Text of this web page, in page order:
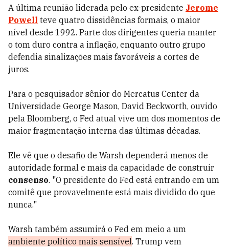
A última reunião liderada pelo ex-presidente Jerome
Powell teve quatro dissidências formais, o maior
nível desde 1992. Parte dos dirigentes queria manter
o tom duro contra a inflação, enquanto outro grupo
defendia sinalizações mais favoráveis a cortes de
juros.
Para o pesquisador sênior do Mercatus Center da
Universidade George Mason, David Beckworth, ouvido
pela Bloomberg, o Fed atual vive um dos momentos de
maior fragmentação interna das últimas décadas.
Ele vê que o desafio de Warsh dependerá menos de
autoridade formal e mais da capacidade de construir
consenso. "O presidente do Fed está entrando em um
comitê que provavelmente está mais dividido do que
nunca."
Warsh também assumirá o Fed em meio a um
ambiente político mais sensível. Trump vem